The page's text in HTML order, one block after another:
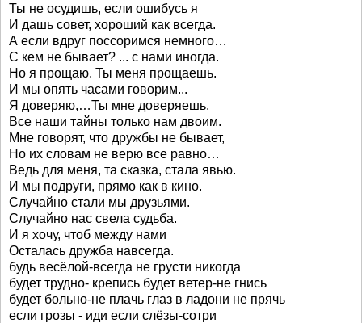
Ты не осудишь, если ошибусь я
И дашь совет, хороший как всегда.
А если вдруг поссоримся немного…
С кем не бывает? ... с нами иногда.
Но я прощаю. Ты меня прощаешь.
И мы опять часами говорим...
Я доверяю,…Ты мне доверяешь.
Все наши тайны только нам двоим.
Мне говорят, что дружбы не бывает,
Но их словам не верю все равно…
Ведь для меня, та сказка, стала явью.
И мы подруги, прямо как в кино.
Случайно стали мы друзьями.
Случайно нас свела судьба.
И я хочу, чтоб между нами
Осталась дружба навсегда.
будь весёлой-всегда не грусти никогда
будет трудно- крепись будет ветер-не гнись
будет больно-не плачь глаз в ладони не прячь
если грозы - иди если слёзы-сотри